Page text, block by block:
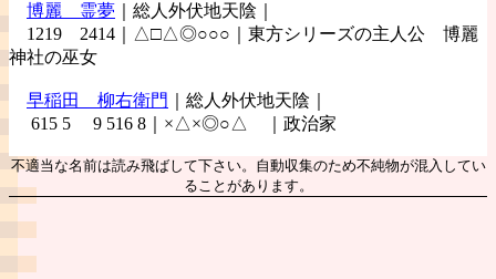
博麗 霊夢 ｜総人外伏地天陰｜
1219 2414｜△□△◎○○○｜東方シリーズの主人公 博麗
神社の巫女
早稲田 柳右衛門
｜総人外伏地天陰｜
615 5 9 516 8｜×△×◎○△ ｜政治家
不適当な名前は読み飛ばして下さい。自動収集のため不純物が混入してい
ることがあります。